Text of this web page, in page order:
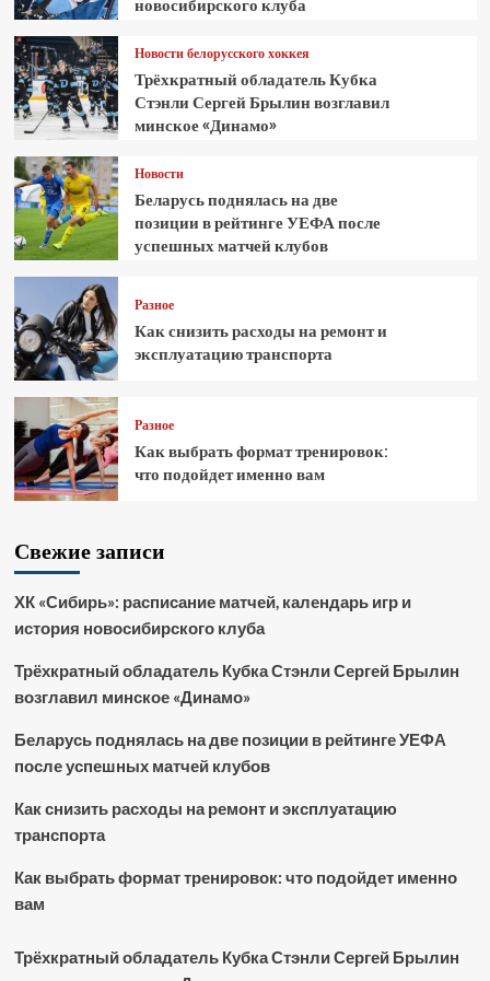
новосибирского клуба
Новости белорусского хоккея
Трёхкратный обладатель Кубка
Стэнли Сергей Брылин возглавил
минское «Динамо»
Новости
Беларусь поднялась на две
позиции в рейтинге УЕФА после
успешных матчей клубов
Разное
Как снизить расходы на ремонт и
эксплуатацию транспорта
Разное
Как выбрать формат тренировок:
что подойдет именно вам
Свежие записи
ХК «Сибирь»: расписание матчей, календарь игр и
история новосибирского клуба
Трёхкратный обладатель Кубка Стэнли Сергей Брылин
возглавил минское «Динамо»
Беларусь поднялась на две позиции в рейтинге УЕФА
после успешных матчей клубов
Как снизить расходы на ремонт и эксплуатацию
транспорта
Как выбрать формат тренировок: что подойдет именно
вам
Трёхкратный обладатель Кубка Стэнли Сергей Брылин